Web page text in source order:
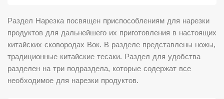
Раздел Нарезка посвящен приспособлениям для нарезки
продуктов для дальнейшего их приготовления в настоящих
китайских сковородах Вок. В разделе представлены ножы,
традиционные китайские тесаки. Раздел для удобства
разделен на три подраздела, которые содержат все
необходимое для нарезки продуктов.